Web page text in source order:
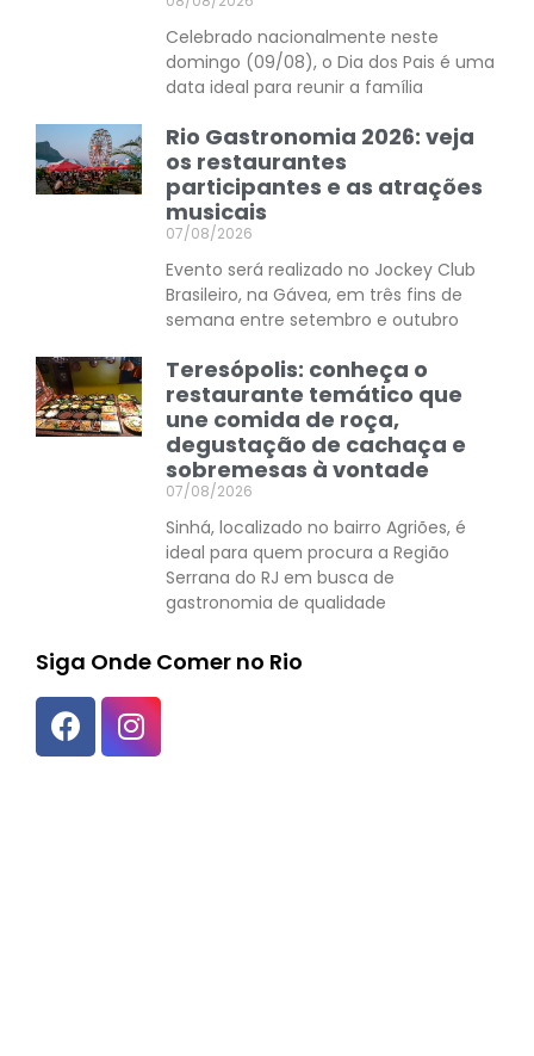
Celebrado nacionalmente neste
domingo (09/08), o Dia dos Pais é uma
data ideal para reunir a família
Rio Gastronomia 2026: veja
os restaurantes
participantes e as atrações
musicais
07/08/2026
Evento será realizado no Jockey Club
Brasileiro, na Gávea, em três fins de
semana entre setembro e outubro
Teresópolis: conheça o
restaurante temático que
une comida de roça,
degustação de cachaça e
sobremesas à vontade
07/08/2026
Sinhá, localizado no bairro Agriões, é
ideal para quem procura a Região
Serrana do RJ em busca de
gastronomia de qualidade
Siga Onde Comer no Rio